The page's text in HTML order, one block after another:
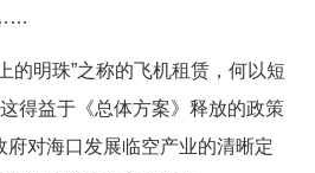
的明珠”之称的飞机租赁，何以短
得益于《总体方案》释放的政策
府对海口发展临空产业的清晰定